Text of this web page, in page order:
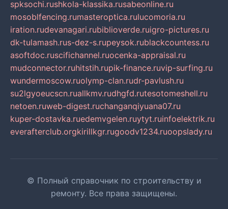
spksochi.rushkola-klassika.rusabeonline.ru
mosoblfencing.rumasteroptica.rulucomoria.ru
iration.rudevanagari.rubiblioverde.ruigro-pictures.ru
dk-tulamash.rus-dez-s.rupeysok.rublackcountess.ru
asoftdoc.ruscifichannel.ruocenka-appraisal.ru
mudconnector.ruhitstih.rupik-finance.ruvip-surfing.ru
wundermoscow.ruolymp-clan.rudr-pavlush.ru
su2lgyoeucscn.ruallkmv.rudhgfd.rutesotomeshell.ru
netoen.ruweb-digest.ruchanganqiyuana07.ru
kuper-dostavka.ruedemvgelen.ruytyt.ruinfoelektrik.ru
everafterclub.orgkirillkgr.rugoodv1234.ruoopslady.ru
© Полный справочник по строительству и
ремонту. Все права защищены.